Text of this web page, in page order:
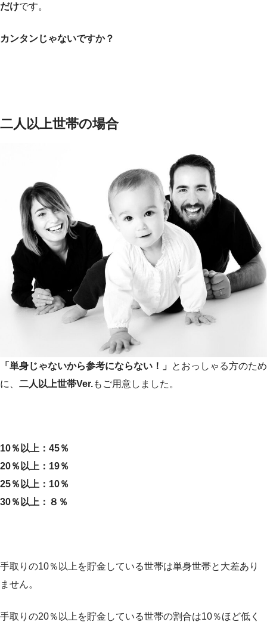
だけです。
カンタンじゃないですか？
二人以上世帯の場合
「単身じゃないから参考にならない！」 とおっしゃる方のため
に、 二人以上世帯Ver.もご用意しました。
10％以上：45％
20％以上：19％
25％以上：10％
30％以上：８％
手取りの10％以上を貯金している世帯は単身世帯と大差あり
ません。
手取りの20％以上を貯金している世帯の割合は10％ほど低く